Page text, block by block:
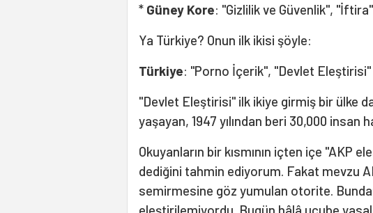
* Güney Kore: "Gizlilik ve Güvenlik", "İftira"
Ya Türkiye? Onun ilk ikisi şöyle:
Türkiye: "Porno İçerik", "Devlet Eleştirisi"
"Devlet Eleştirisi" ilk ikiye girmiş bir ülke
yaşayan, 1947 yılından beri 30,000
Okuyanların bir kısmının içten içe "AKP
dediğini tahmin ediyorum. Fakat mevzu
semirmesine göz yumulan otorite.